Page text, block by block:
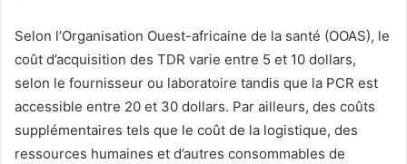
Selon l’Organisation Ouest-africaine de la santé (OOAS), le
coût d’acquisition des TDR varie entre 5 et 10 dollars,
selon le fournisseur ou laboratoire tandis que la PCR est
accessible entre 20 et 30 dollars. Par ailleurs, des coûts
supplémentaires tels que le coût de la logistique, des
ressources humaines et d’autres consommables de